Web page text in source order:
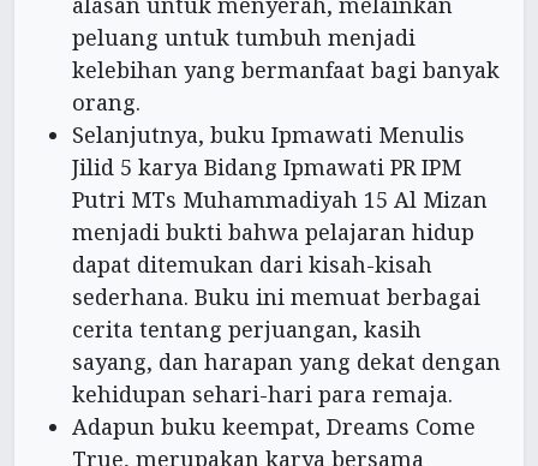
peluang untuk tumbuh menjadi
kelebihan yang bermanfaat bagi banyak
orang.
Selanjutnya, buku Ipmawati Menulis
Jilid 5 karya Bidang Ipmawati PR IPM
Putri MTs Muhammadiyah 15 Al Mizan
menjadi bukti bahwa pelajaran hidup
dapat ditemukan dari kisah-kisah
sederhana. Buku ini memuat berbagai
cerita tentang perjuangan, kasih
sayang, dan harapan yang dekat dengan
kehidupan sehari-hari para remaja.
Adapun buku keempat, Dreams Come
True, merupakan karya bersama